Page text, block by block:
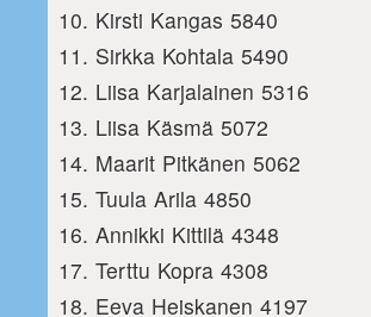
Kirsti Kangas 5840
Sirkka Kohtala 5490
Liisa Karjalainen 5316
Liisa Käsmä 5072
Maarit Pitkänen 5062
Tuula Arila 4850
Annikki Kittilä 4348
Terttu Kopra 4308
Eeva Heiskanen 4197